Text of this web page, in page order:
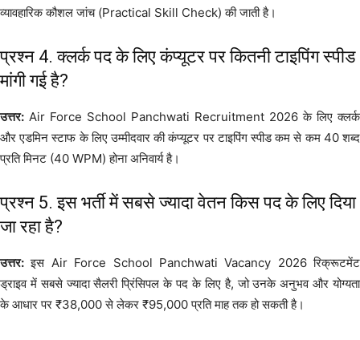
व्यावहारिक कौशल जांच (Practical Skill Check) की जाती है।
प्रश्न 4. क्लर्क पद के लिए कंप्यूटर पर कितनी टाइपिंग स्पीड
मांगी गई है?
उत्तर: Air Force School Panchwati Recruitment 2026 के लिए क्लर्क
और एडमिन स्टाफ के लिए उम्मीदवार की कंप्यूटर पर टाइपिंग स्पीड कम से कम 40 शब्द
प्रति मिनट (40 WPM) होना अनिवार्य है।
प्रश्न 5. इस भर्ती में सबसे ज्यादा वेतन किस पद के लिए दिया
जा रहा है?
उत्तर: इस Air Force School Panchwati Vacancy 2026 रिक्रूटमेंट
ड्राइव में सबसे ज्यादा सैलरी प्रिंसिपल के पद के लिए है, जो उनके अनुभव और योग्यता
के आधार पर ₹38,000 से लेकर ₹95,000 प्रति माह तक हो सकती है।